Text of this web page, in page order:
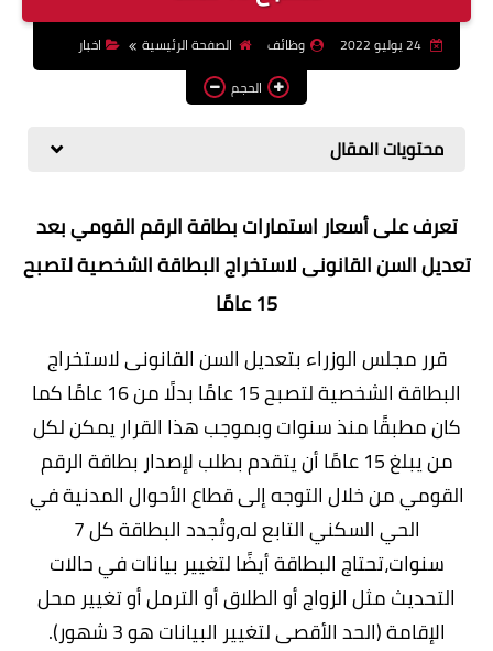
وظائف اعضاء هيئة تدريس
بالجامعات والمعاهد
اخبار
24 يوليو 2022 وظائف الصفحة الرئيسية
اخبار
الحجم
محتويات المقال
تعرف على أسعار استمارات بطاقة الرقم القومي بعد
تعديل السن القانونى لاستخراج البطاقة الشخصية لتصبح
15 عامًا
قرر مجلس الوزراء بتعديل السن القانونى لاستخراج
البطاقة الشخصية لتصبح 15 عامًا بدلًا من 16 عامًا كما
كان مطبقًا منذ سنوات وبموجب هذا القرار يمكن لكل
من يبلغ 15 عامًا أن يتقدم بطلب لإصدار بطاقة الرقم
القومي من خلال التوجه إلى قطاع الأحوال المدنية في
الحي السكني التابع له،وتُجدد البطاقة كل 7
سنوات،تحتاج البطاقة أيضًا لتغيير بيانات في حالات
التحديث مثل الزواج أو الطلاق أو الترمل أو تغيير محل
الإقامة (الحد الأقصى لتغيير البيانات هو 3 شهور).